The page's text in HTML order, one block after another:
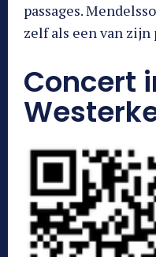
passages.
zelf als een van
Concert